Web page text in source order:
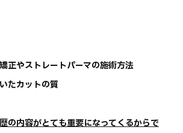
正やストレートパーマの施術方法
たカットの質
の内容がとても重要になってくるからで